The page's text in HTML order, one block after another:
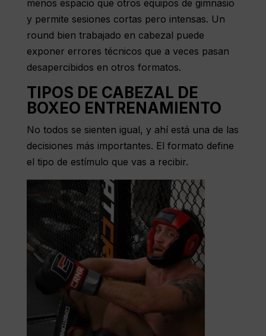
menos espacio que otros equipos de gimnasio
y permite sesiones cortas pero intensas. Un
round bien trabajado en cabezal puede
exponer errores técnicos que a veces pasan
desapercibidos en otros formatos.
TIPOS DE CABEZAL DE
BOXEO ENTRENAMIENTO
No todos se sienten igual, y ahí está una de las
decisiones más importantes. El formato define
el tipo de estímulo que vas a recibir.